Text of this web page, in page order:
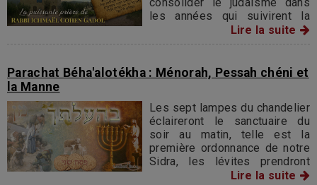
les années qui suivirent la
destruction du Second Temple.
Lire la suite
Parachat Béha'alotékha : Ménorah, Pessah chéni et
la Manne
Les sept lampes du chandelier
éclaireront le sanctuaire du
soir au matin, telle est la
première ordonnance de notre
Sidra, les lévites prendront
leur service à partir de l'âge de
Lire la suite